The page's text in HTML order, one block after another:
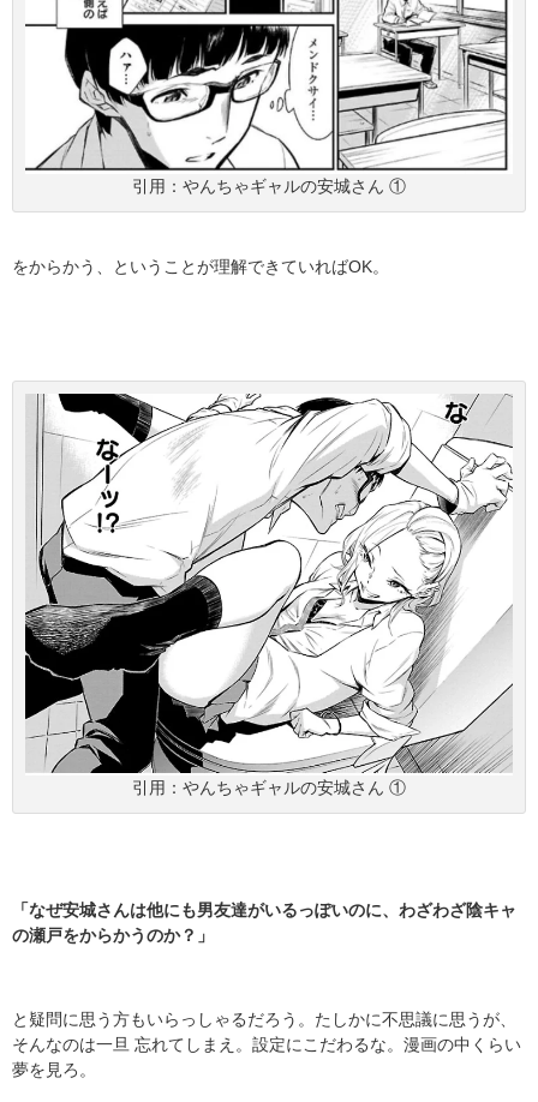
引用：やんちゃギャルの安城さん ①
をからかう、ということが理解できていればOK。
引用：やんちゃギャルの安城さん ①
「なぜ安城さんは他にも男友達がいるっぽいのに、わざわざ陰キャ
の瀬戸をからかうのか？」
と疑問に思う方もいらっしゃるだろう。たしかに不思議に思うが、
そんなのは一旦 忘れてしまえ。設定にこだわるな。漫画の中くらい
夢を見ろ。